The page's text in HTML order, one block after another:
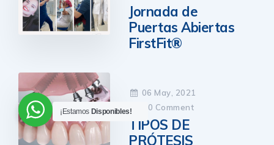
Jornada de
Puertas Abiertas
FirstFit®
06 May, 2021
0 Comment
TIPOS DE
PRÓTESIS
¡Estamos Disponibles!